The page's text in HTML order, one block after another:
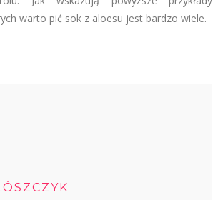
warto pić sok z aloesu jest bardzo wiele.